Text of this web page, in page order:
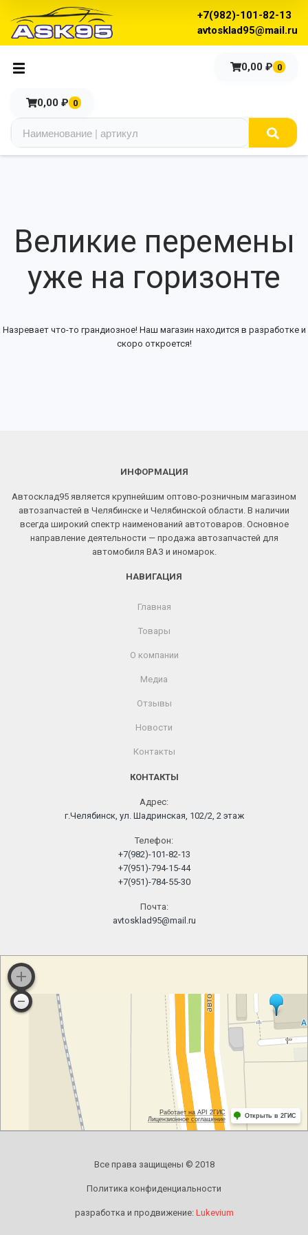
+7(982)-101-82-13
avtosklad95@mail.ru
0,00 ₽ 0
0,00 ₽ 0
Великие перемены
уже на горизонте
Назревает что-то грандиозное! Наш магазин находится в разработке и
скоро откроется!
ИНФОРМАЦИЯ
Автосклад95 является крупнейшим оптово-розничным магазином
автозапчастей в Челябинске и Челябинской области. В наличии
всегда широкий спектр наименований автотоваров. Основное
направление деятельности — продажа автозапчастей для
автомобиля ВАЗ и иномарок.
НАВИГАЦИЯ
Главная
Товары
О компании
Медиа
Отзывы
Новости
Контакты
КОНТАКТЫ
Адрес:
г.Челябинск, ул. Шадринская, 102/2, 2 этаж
Телефон:
+7(982)-101-82-13
+7(951)-794-15-44
+7(951)-784-55-30
Почта:
avtosklad95@mail.ru
Все права защищены © 2018
Политика конфиденциальности
разработка и продвижение: Lukevium